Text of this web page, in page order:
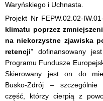
Waryńskiego i Uchnasta.
Projekt Nr FEPW.02.02-
klimatu poprzez
na niekorzystne zjawiska
retencji” dofinansowany
Programu Fundusze
Skierowany jest on do
Busko-Zdrój – szczególnie
część, którzy cierpią z